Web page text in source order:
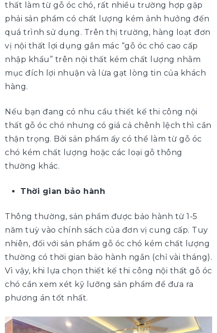
thất làm từ gỗ óc chó, rất nhiều trường hợp gặp
phải sản phẩm có chất lượng kém ảnh hưởng đến
quá trình sử dụng. Trên thị trường, hàng loạt đơn
vị nội thất lợi dụng gắn mác “gỗ óc chó cao cấp
nhập khẩu” trên nội thất kém chất lượng nhằm
mục đích lợi nhuận và lừa gạt lòng tin của khách
hàng.
Nếu bạn đang có nhu cầu thiết kế thi công nội
thất gỗ óc chó nhưng có giá cả chênh lệch thì cần
thận trọng. Bởi sản phẩm ấy có thể làm từ gỗ óc
chó kém chất lượng hoặc các loại gỗ thông
thường khác.
Thời gian bảo hành
Thông thường, sản phẩm được bảo hành từ 1-5
năm tuỳ vào chính sách của đơn vị cung cấp. Tuy
nhiên, đối với sản phẩm gỗ óc chó kém chất lượng
thường có thời gian bảo hành ngắn (chỉ vài tháng).
Vì vậy, khi lựa chọn thiết kế thi công nội thất gỗ óc
chó cần xem xét kỹ lưỡng sản phẩm để đưa ra
phương án tốt nhất.